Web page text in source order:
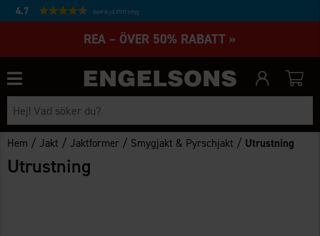
4.7 Baserat på 27231 betyg
REA – ÖVER 50% RABATT »
Hem /Jakt /Jaktformer / Smygjakt & Pyrschjakt / Utrustning
Utrustning